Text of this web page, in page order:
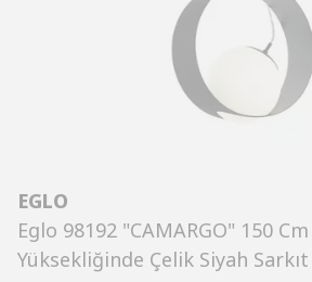
EGLO
Eglo 98192 "CAMARGO" 150 Cm
Yüksekliğinde Çelik Siyah